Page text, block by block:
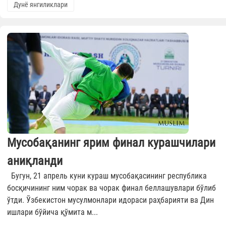
Дунё янгиликлари
Мусобақанинг ярим финал курашчилари
аниқланди
Бугун, 21 апрель куни кураш мусобақасининг республика
босқичининг ним чорак ва чорак финал беллашувлари бўлиб
ўтди. Ўзбекистон мусулмонлари идораси раҳбарияти ва Дин
ишлари бўйича қўмита м...